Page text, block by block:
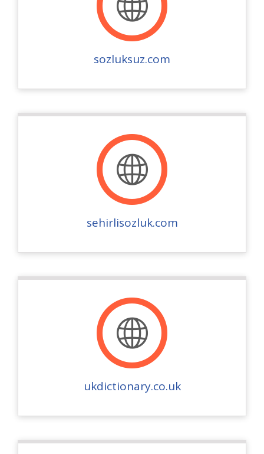
sozluksuz.com
sehirlisozluk.com
ukdictionary.co.uk